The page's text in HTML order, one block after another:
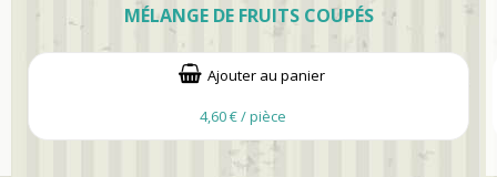
MÉLANGE DE FRUITS COUPÉS
Ajouter au panier
4,60 € / pièce